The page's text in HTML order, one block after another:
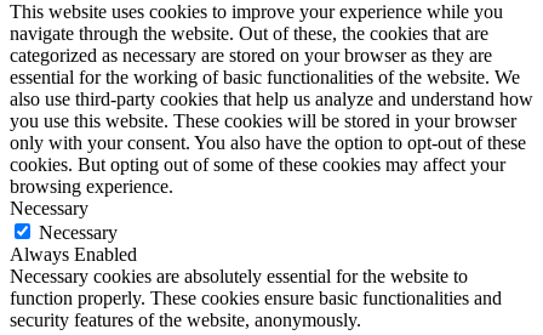
This website uses cookies to improve your experience while you
navigate through the website. Out of these, the cookies that are
categorized as necessary are stored on your browser as they are
essential for the working of basic functionalities of the website. We
also use third-party cookies that help us analyze and understand how
you use this website. These cookies will be stored in your browser
only with your consent. You also have the option to opt-out of these
cookies. But opting out of some of these cookies may affect your
browsing experience.
Necessary
Necessary
Always Enabled
Necessary cookies are absolutely essential for the website to
function properly. These cookies ensure basic functionalities and
security features of the website, anonymously.